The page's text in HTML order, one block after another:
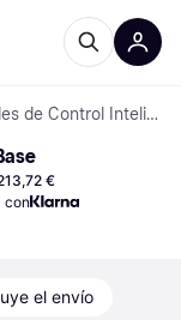
Unidades de Control Inteligentes
€
con
el envío